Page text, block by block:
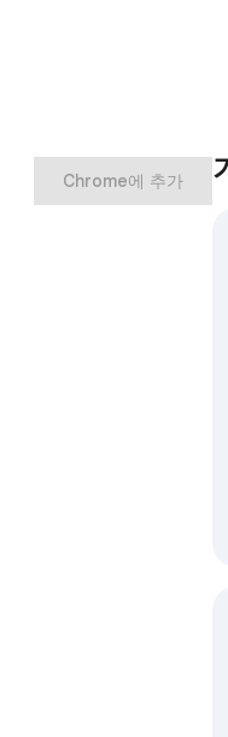
Chrome에 추가